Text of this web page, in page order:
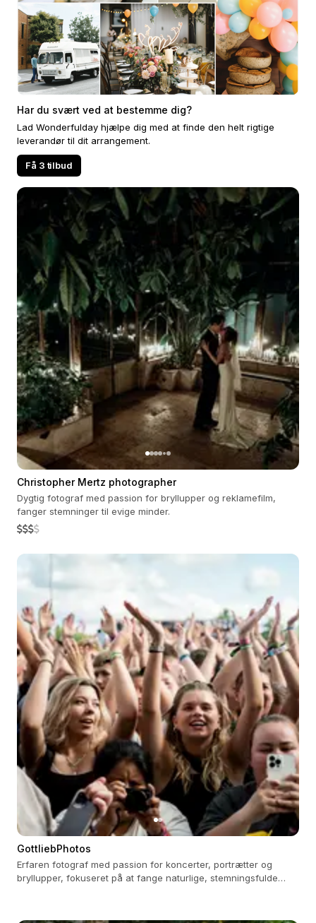
Har du svært ved at bestemme dig?
Lad Wonderfulday hjælpe dig med at finde den helt rigtige
leverandør til dit arrangement.
Få 3 tilbud
Christopher Mertz photographer
Dygtig fotograf med passion for bryllupper og reklamefilm,
fanger stemninger til evige minder.
GottliebPhotos
Erfaren fotograf med passion for koncerter, portrætter og
bryllupper, fokuseret på at fange naturlige, stemningsfulde